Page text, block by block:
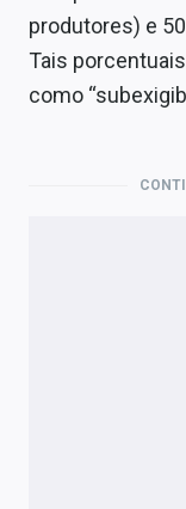
produtores) e
Tais
como